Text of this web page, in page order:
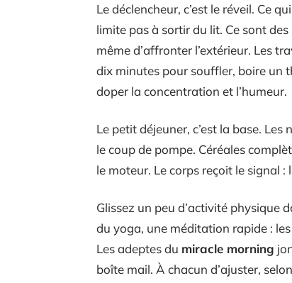
Le déclencheur, c’est le réveil. Ce
limite pas à sortir du lit. Ce sont
même d’affronter l’extérieur. Les
dix minutes pour souffler, boire un
doper la concentration et l’humeur.
Le petit déjeuner, c’est la base.
le coup de pompe. Céréales
le moteur. Le corps reçoit le signal
Glissez un peu d’activité physique
du yoga, une méditation rapide :
Les adeptes du miracle morning
boîte mail. À chacun d’ajuster,